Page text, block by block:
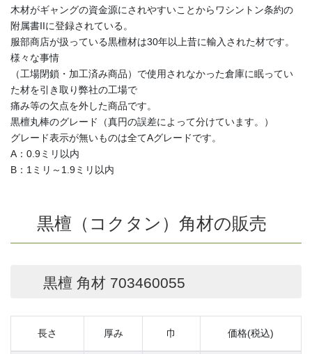
木材がギャングの資金源にされやすいことからワシントン条約の
附属書IIに登録されている。
服部商店が扱っている黒檀材は30年以上昔に輸入された材です。
様々な事情
（工場閉鎖・加工済み商品）で使用されなかった倉庫に眠ってい
た材を引き取り弊社の工場で
痛み等の欠点を外した商品です。
黒檀丸棒のグレード（真円の誤差によって分けています。）
グレード表示が無いものは全てAグレードです。
A：0.9ミリ以内
B：1ミリ～1.9ミリ以内
黒檀（コクタン）角材の販売
黒檀 角材 703460055
長さ 厚み 巾 価格(税込)